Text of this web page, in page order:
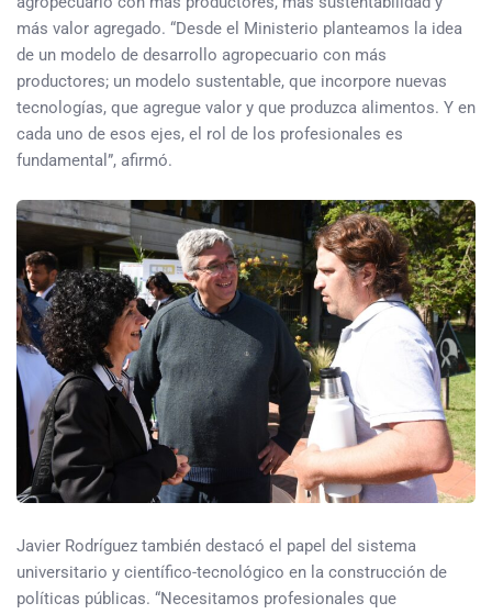
más valor agregado. “Desde el Ministerio planteamos la idea
de un modelo de desarrollo agropecuario con más
productores; un modelo sustentable, que incorpore nuevas
tecnologías, que agregue valor y que produzca alimentos. Y en
cada uno de esos ejes, el rol de los profesionales es
fundamental”, afirmó.
Javier Rodríguez también destacó el papel del sistema
universitario y científico-tecnológico en la construcción de
políticas públicas. “Necesitamos profesionales que